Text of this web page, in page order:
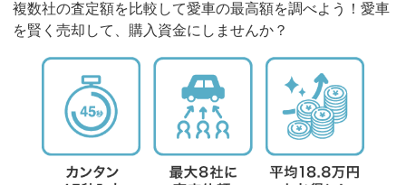
複数社の査定額を比較して愛車の最高額を調べよう！愛車
を賢く売却して、購入資金にしませんか？